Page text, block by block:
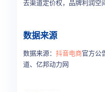
去渠道定价权，品牌利润空
数据来源
数据来源： 抖音电商官方公
道、亿邦动力网